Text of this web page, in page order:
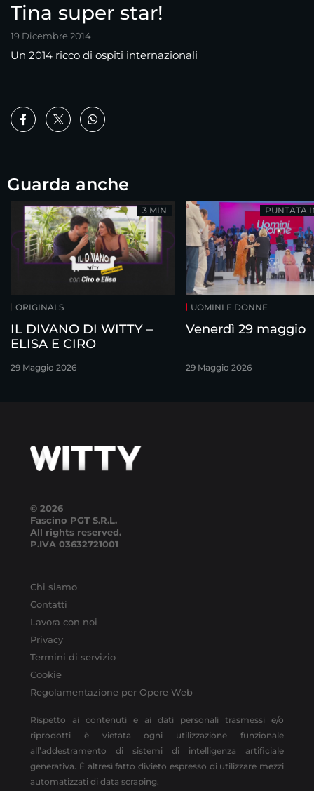
Tina super star!
19 Dicembre 2014
Un 2014 ricco di ospiti internazionali
Guarda anche
ORIGINALS
IL DIVANO DI WITTY –
ELISA E CIRO
29 Maggio 2026
3 MIN
UOMINI E DONNE
Venerdì 29 maggio
29 Maggio 2026
PUNTATA
© 2026
Fascino PGT S.R.L.
All rights reserved.
P.IVA 03632721001
Chi siamo
Contatti
Lavora con noi
Privacy
Termini di servizio
Cookie
Regolamentazione per Opere Web
Rispetto ai contenuti e ai dati personali trasmessi e/o
riprodotti è vietata ogni utilizzazione funzionale
all’addestramento di sistemi di intelligenza artificiale
generativa. È altresì fatto divieto espresso di utilizzare mezzi
automatizzati di data scraping.